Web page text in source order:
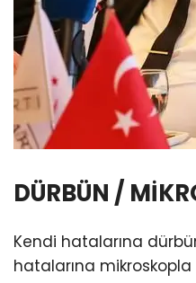
DÜRBÜN /
Kendi hatalarına
hatalarına